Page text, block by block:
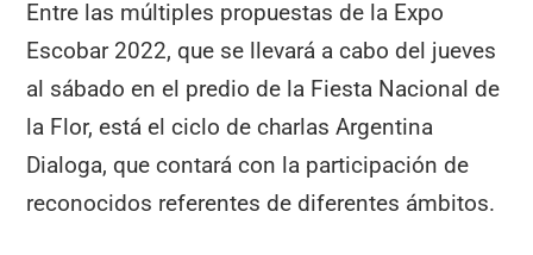
Entre las múltiples propuestas de la Expo
Escobar 2022, que se llevará a cabo del jueves
al sábado en el predio de la Fiesta Nacional de
la Flor, está el ciclo de charlas Argentina
Dialoga, que contará con la participación de
reconocidos referentes de diferentes ámbitos.